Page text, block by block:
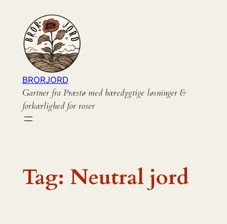
indhold
BRORJORD
Gartner fra Præstø med bæredygtige løsninger &
forkærlighed for roser
Tag: Neutral jord